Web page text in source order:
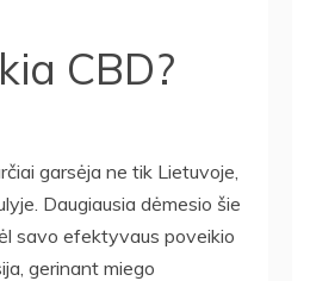
CBD?
garsėja ne tik Lietuvoje,
Daugiausia dėmesio šie
savo efektyvaus poveikio
gerinant miego